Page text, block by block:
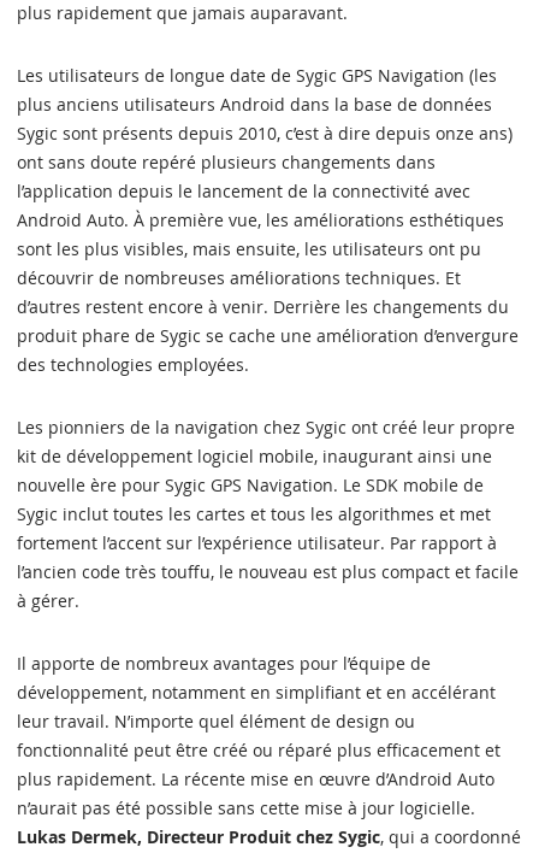
plus rapidement que jamais auparavant.
Les utilisateurs de longue date de Sygic GPS Navigation (les
plus anciens utilisateurs Android dans la base de données
Sygic sont présents depuis 2010, c’est à dire depuis onze ans)
ont sans doute repéré plusieurs changements dans
l’application depuis le lancement de la connectivité avec
Android Auto. À première vue, les améliorations esthétiques
sont les plus visibles, mais ensuite, les utilisateurs ont pu
découvrir de nombreuses améliorations techniques. Et
d’autres restent encore à venir. Derrière les changements du
produit phare de Sygic se cache une amélioration d’envergure
des technologies employées.
Les pionniers de la navigation chez Sygic ont créé leur propre
kit de développement logiciel mobile, inaugurant ainsi une
nouvelle ère pour Sygic GPS Navigation. Le SDK mobile de
Sygic inclut toutes les cartes et tous les algorithmes et met
fortement l’accent sur l’expérience utilisateur. Par rapport à
l’ancien code très touffu, le nouveau est plus compact et facile
à gérer.
Il apporte de nombreux avantages pour l’équipe de
développement, notamment en simplifiant et en accélérant
leur travail. N’importe quel élément de design ou
fonctionnalité peut être créé ou réparé plus efficacement et
plus rapidement. La récente mise en œuvre d’Android Auto
n’aurait pas été possible sans cette mise à jour logicielle.
Lukas Dermek, Directeur Produit chez Sygic, qui a coordonné